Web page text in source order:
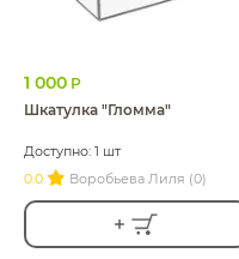
1 000 Р
Шкатулка "Гломма"
Доступно: 1 шт
0.0
Воробьева Лиля (0)